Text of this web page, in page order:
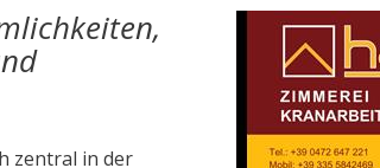
zentral in der